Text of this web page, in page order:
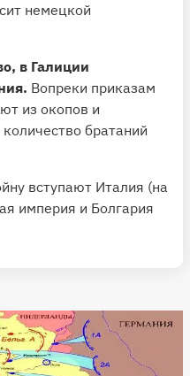
немецкой
в Галиции
Вопреки приказам
из окопов и
братаний
вступают Италия (на
империя и Болгария